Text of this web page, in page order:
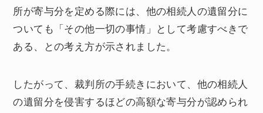
所が寄与分を定める際には、他の相続人の遺留分に
ついても「その他一切の事情」として考慮すべきで
ある、との考え方が示されました。
したがって、裁判所の手続きにおいて、他の相続人
の遺留分を侵害するほどの高額な寄与分が認められ